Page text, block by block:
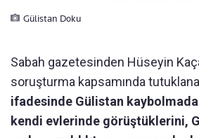
Gülistan Doku
Sabah gazetesinden Hüseyin
soruşturma kapsamında
ifadesinde Gülistan
kendi evlerinde görüştüklerini,